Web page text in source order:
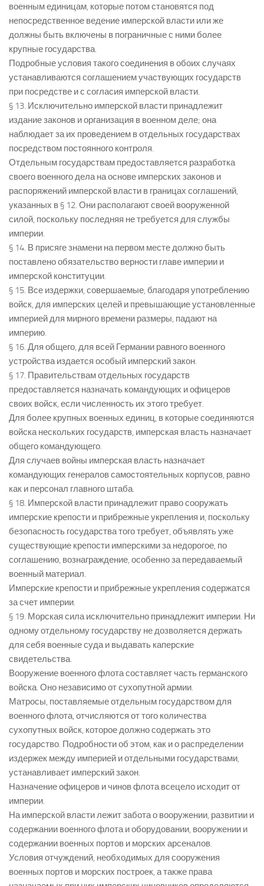
военным единицам, которые потом становятся под
непосредственное ведение имперской власти или же
должны быть включены в пограничные с ними более
крупные государства.
Подробные условия такого соединения в обоих случаях
устанавливаются соглашением участвующих государств
при посредстве и с согласия имперской власти.
§ 13. Исключительно имперской власти принадлежит
издание законов и организация в военном деле; она
наблюдает за их проведением в отдельных государствах
посредством постоянного контроля.
Отдельным государствам предоставляется разработка
своего военного дела на основе имперских законов и
распоряжений имперской власти в границах соглашений,
указанных в § 12. Они располагают своей вооруженной
силой, поскольку последняя не требуется для службы
империи.
§ 14. В присяге знамени на первом месте должно быть
поставлено обязательство верности главе империи и
имперской конституции.
§ 15. Все издержки, совершаемые, благодаря употреблению
войск, для имперских целей и превышающие установленные
империей для мирного времени размеры, падают на
империю.
§ 16. Для общего, для всей Германии равного военного
устройства издается особый имперский закон.
§ 17. Правительствам отдельных государств
предоставляется назначать командующих и офицеров
своих войск, если численность их этого требует.
Для более крупных военных единиц, в которые соединяются
войска нескольких государств, имперская власть назначает
общего командующего.
Для случаев войны имперская власть назначает
командующих генералов самостоятельных корпусов, равно
как и персонал главного штаба.
§ 18. Имперской власти принадлежит право сооружать
имперские крепости и прибрежные укрепления и, поскольку
безопасность государства того требует, объявлять уже
существующие крепости имперскими за недорогое, по
соглашению, вознаграждение, особенно за передаваемый
военный материал.
Имперские крепости и прибрежные укрепления содержатся
за счет империи.
§ 19. Морская сила исключительно принадлежит империи. Ни
одному отдельному государству не дозволяется держать
для себя военные суда и выдавать каперские
свидетельства.
Вооружение военного флота составляет часть германского
войска. Оно независимо от сухопутной армии.
Матросы, поставляемые отдельным государством для
военного флота, отчисляются от того количества
сухопутных войск, которое должно содержать это
государство. Подробности об этом, как и о распределении
издержек между империей и отдельными государствами,
устанавливает имперский закон.
Назначение офицеров и чинов флота всецело исходит от
империи.
На имперской власти лежит забота о вооружении, развитии и
содержании военного флота и оборудовании, вооружении и
содержании военных портов и морских арсеналов.
Условия отчуждений, необходимых для сооружения
военных портов и морских построек, а также права